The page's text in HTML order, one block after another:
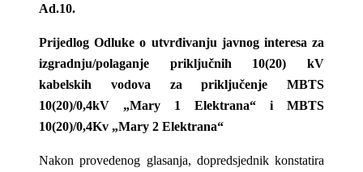
Ad.10.
Prijedlog Odluke o utvrđivanju javnog interesa za
izgradnju/polaganje priključnih 10(20) kV
kabelskih vodova za priključenje MBTS
10(20)/0,4kV „Mary 1 Elektrana“ i MBTS
10(20)/0,4Kv „Mary 2 Elektrana“
Nakon provedenog glasanja, dopredsjednik konstatira